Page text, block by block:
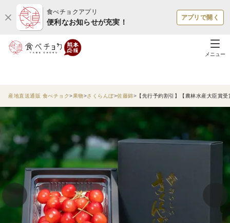
食べチョクアプリ
便利なお知らせが充実！
アプリで開く
メニュー
産地直送通販 食べチョク 果物 さくらんぼ 佐藤錦 【先行予約割引】【農林水産大臣賞